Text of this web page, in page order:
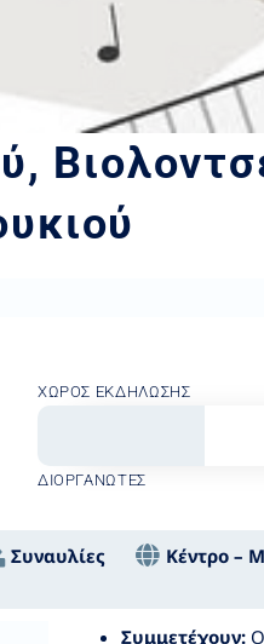
ΧΏΡΟΣ ΕΚΔΉΛΩΣΗΣ
ΔΙΟΡΓΑΝΩΤΈΣ
Συναυλίες Κέντρο –
Συμμετέχουν: